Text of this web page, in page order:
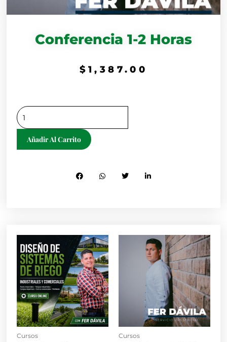
Conferencia 1-2 Horas
$1,387.00
Conferencia
1-
Horas
Añadir Al Carrito
Cursos Cursos